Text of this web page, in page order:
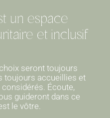
un espace
et inclusif
seront toujours
toujours accueillies et
Écoute,
guideront dans ce
le vôtre.